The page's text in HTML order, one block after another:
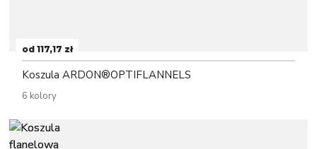
od 117,17 zł
Koszula ARDON®OPTIFLANNELS
6 kolory